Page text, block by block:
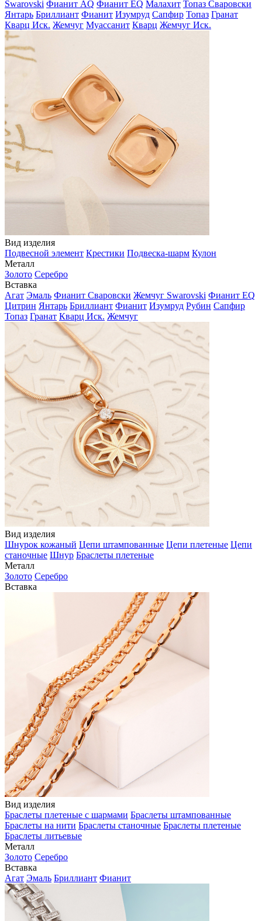
Swarovski Фианит AQ Фианит EQ Малахит Топаз Сваровски
Янтарь Бриллиант Фианит Изумруд Сапфир Топаз Гранат
Кварц Иск. Жемчуг Муассанит Кварц Жемчуг Иск.
Вид изделия
Подвесной элемент Крестики Подвеска-шарм Кулон
Металл
Золото Серебро
Вставка
Агат Эмаль Фианит Сваровски Жемчуг Swarovski Фианит EQ
Цитрин Янтарь Бриллиант Фианит Изумруд Рубин Сапфир
Топаз Гранат Кварц Иск. Жемчуг
Вид изделия
Шнурок кожаный Цепи штампованные Цепи плетеные Цепи
станочные Шнур Браслеты плетеные
Металл
Золото Серебро
Вставка
Вид изделия
Браслеты плетеные с шармами Браслеты штампованные
Браслеты на нити Браслеты станочные Браслеты плетеные
Браслеты литьевые
Металл
Золото Серебро
Вставка
Агат Эмаль Бриллиант Фианит